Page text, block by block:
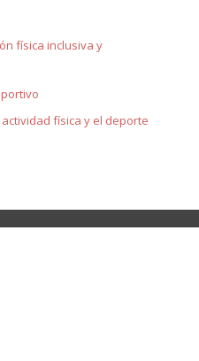
física inclusiva y
física y el deporte